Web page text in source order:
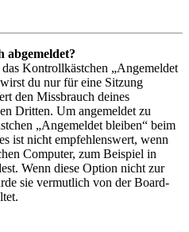
abgemeldet?
Kontrollkästchen „Angemeldet
du nur für eine Sitzung
den Missbrauch deines
Dritten. Um angemeldet zu
„Angemeldet bleiben“ beim
ist nicht empfehlenswert, wenn
Computer, zum Beispiel in
Wenn diese Option nicht zur
sie vermutlich von der Board-